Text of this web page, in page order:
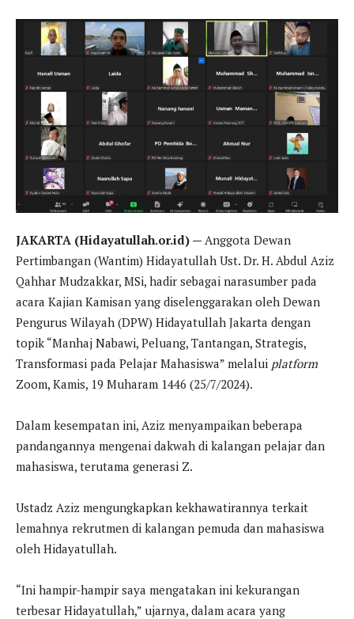
JAKARTA (Hidayatullah.or.id) — Anggota Dewan
Pertimbangan (Wantim) Hidayatullah Ust. Dr. H. Abdul Aziz
Qahhar Mudzakkar, MSi, hadir sebagai narasumber pada
acara Kajian Kamisan yang diselenggarakan oleh Dewan
Pengurus Wilayah (DPW) Hidayatullah Jakarta dengan
topik “Manhaj Nabawi, Peluang, Tantangan, Strategis,
Transformasi pada Pelajar Mahasiswa” melalui platform
Zoom, Kamis, 19 Muharam 1446 (25/7/2024).
Dalam kesempatan ini, Aziz menyampaikan beberapa
pandangannya mengenai dakwah di kalangan pelajar dan
mahasiswa, terutama generasi Z.
Ustadz Aziz mengungkapkan kekhawatirannya terkait
lemahnya rekrutmen di kalangan pemuda dan mahasiswa
oleh Hidayatullah.
“Ini hampir-hampir saya mengatakan ini kekurangan
terbesar Hidayatullah,” ujarnya, dalam acara yang